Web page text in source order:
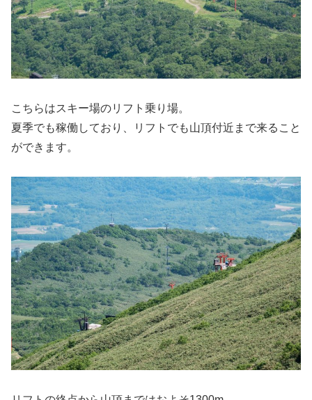
こちらはスキー場のリフト乗り場。
夏季でも稼働しており、リフトでも山頂付近まで来ること
ができます。